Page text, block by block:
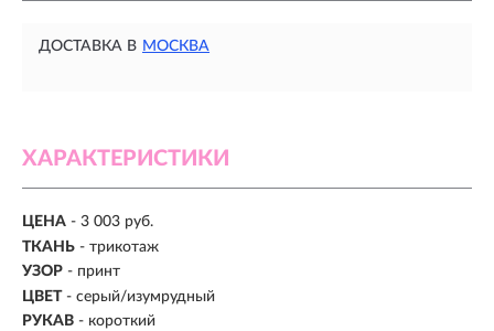
ДОСТАВКА В МОСКВА
ХАРАКТЕРИСТИКИ
ЦЕНА - 3 003 руб.
ТКАНЬ - трикотаж
УЗОР - принт
ЦВЕТ - серый/изумрудный
РУКАВ - короткий